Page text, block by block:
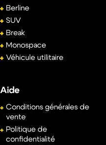
Berline
SUV
Break
Monospace
Véhicule utilitaire
Aide
Conditions générales de
vente
Politique de
confidentialité